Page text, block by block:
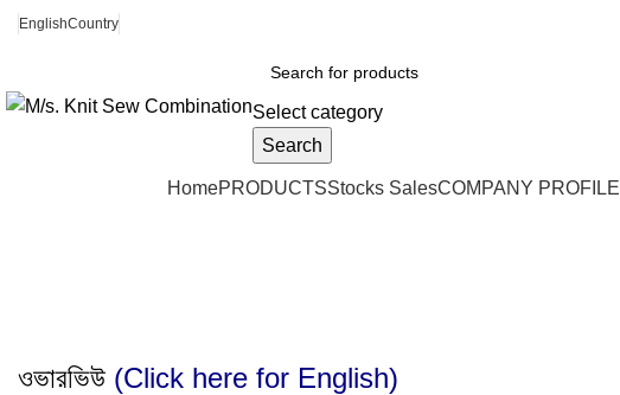
EnglishCountry
Select category
Search
HomePRODUCTSStocks SalesCOMPANY PROFILE
ওভারভিউ (Click here for English)